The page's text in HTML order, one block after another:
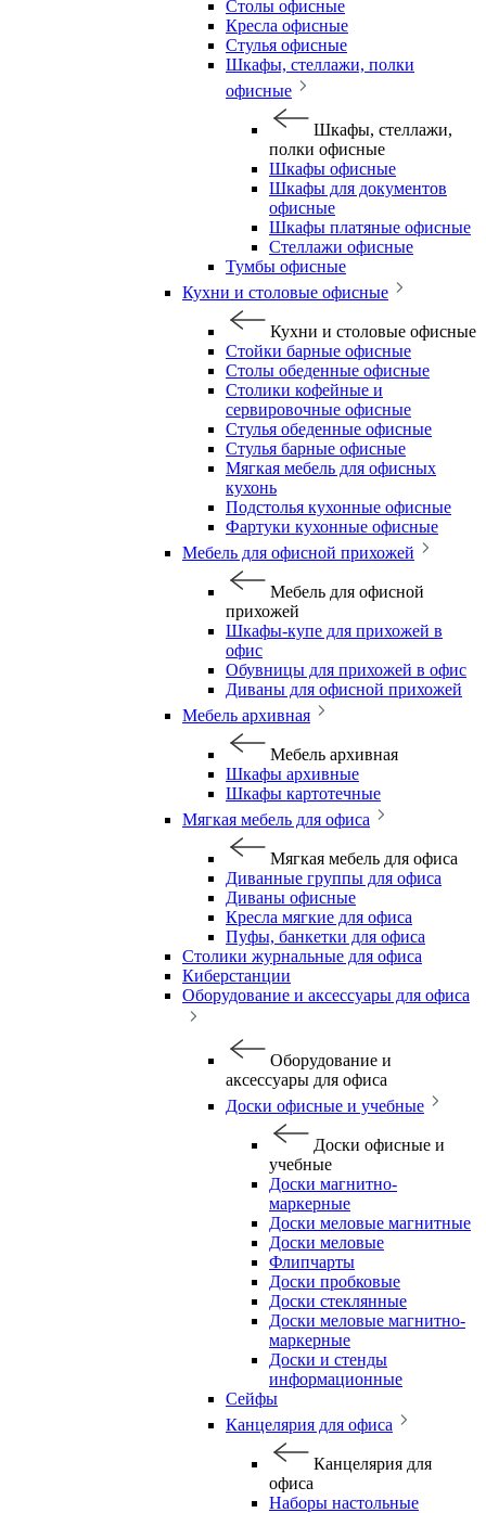
Столы офисные
Кресла офисные
Стулья офисные
Шкафы, стеллажи, полки
офисные
Шкафы, стеллажи,
полки офисные
Шкафы офисные
Шкафы для документов
офисные
Шкафы платяные офисные
Стеллажи офисные
Тумбы офисные
Кухни и столовые офисные
Кухни и столовые офисные
Стойки барные офисные
Столы обеденные офисные
Столики кофейные и
сервировочные офисные
Стулья обеденные офисные
Стулья барные офисные
Мягкая мебель для офисных
кухонь
Подстолья кухонные офисные
Фартуки кухонные офисные
Мебель для офисной прихожей
Мебель для офисной
прихожей
Шкафы-купе для прихожей в
офис
Обувницы для прихожей в офис
Диваны для офисной прихожей
Мебель архивная
Мебель архивная
Шкафы архивные
Шкафы картотечные
Мягкая мебель для офиса
Мягкая мебель для офиса
Диванные группы для офиса
Диваны офисные
Кресла мягкие для офиса
Пуфы, банкетки для офиса
Столики журнальные для офиса
Киберстанции
Оборудование и аксессуары для офиса
Оборудование и
аксессуары для офиса
Доски офисные и учебные
Доски офисные и
учебные
Доски магнитно-
маркерные
Доски меловые магнитные
Доски меловые
Флипчарты
Доски пробковые
Доски стеклянные
Доски меловые магнитно-
маркерные
Доски и стенды
информационные
Сейфы
Канцелярия для офиса
Канцелярия для
офиса
Наборы настольные